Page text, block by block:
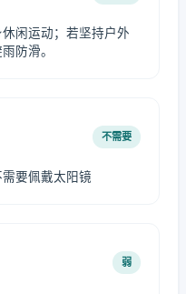
闲运动；若坚持户外
防滑。
不需要
要佩戴太阳镜
弱